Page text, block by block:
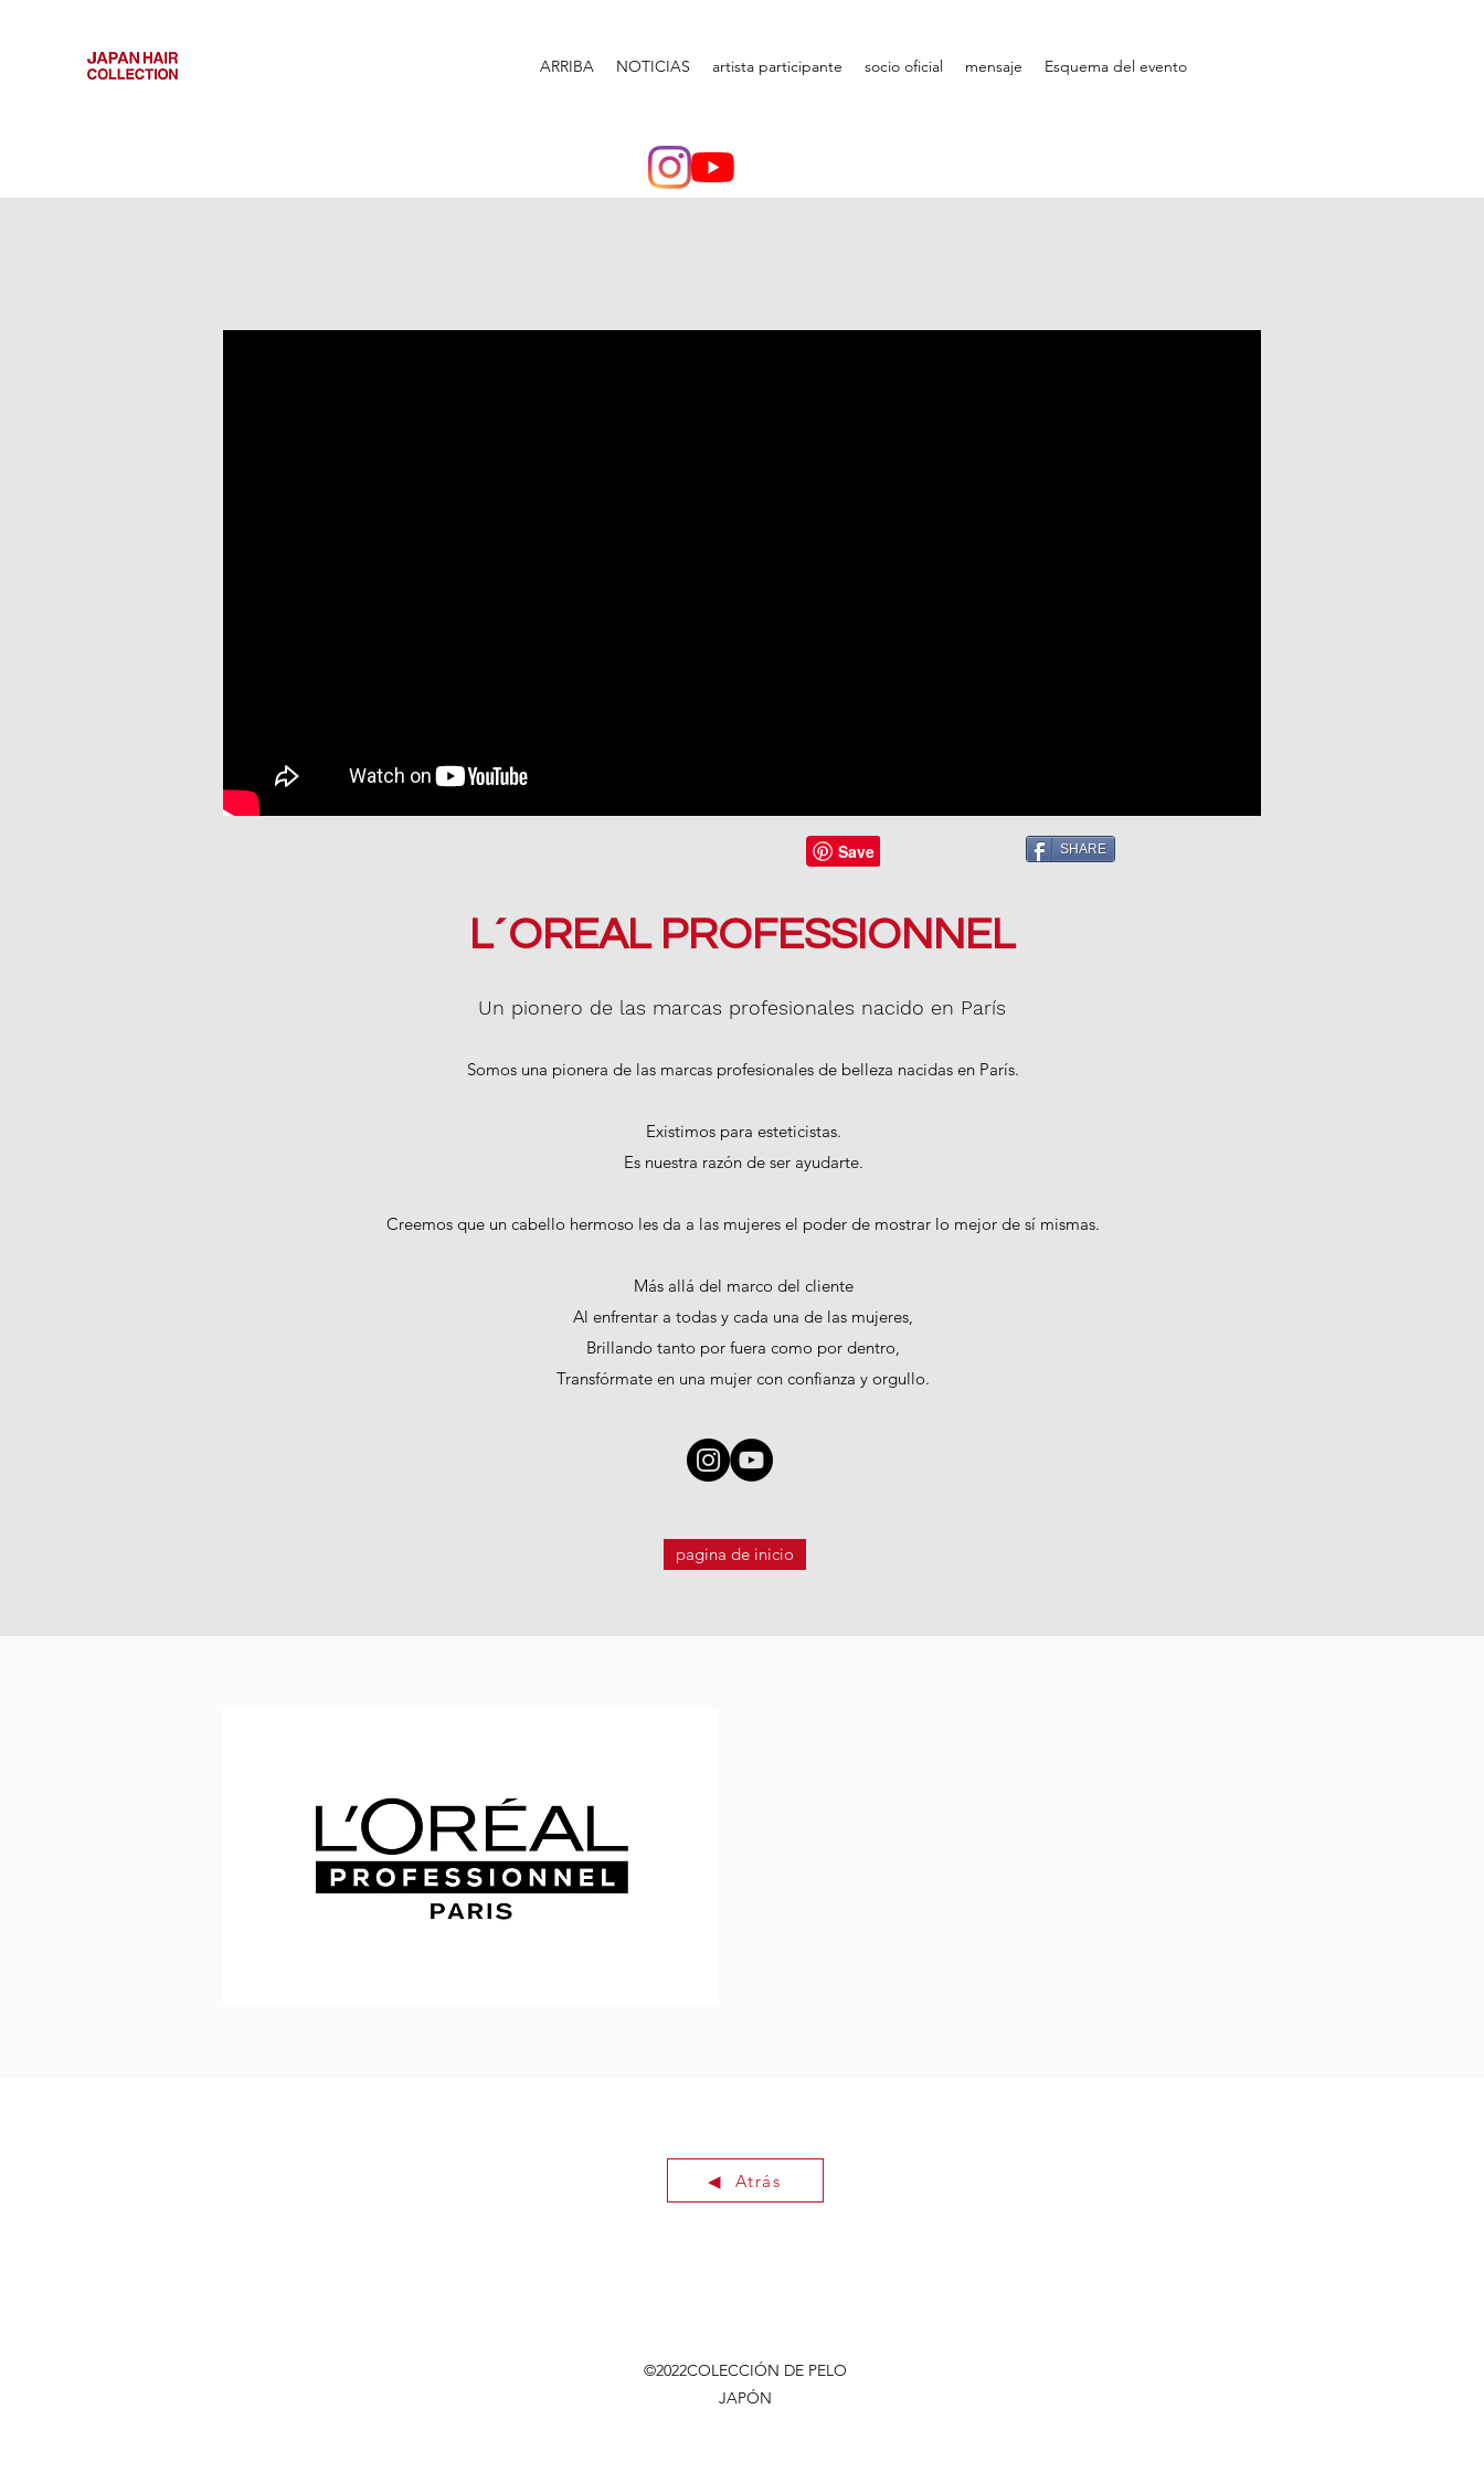
ARRIBA NOTICIAS artista participante socio oficial mensaje Esquema del evento
SHARE
L´OREAL PROFESSIONNEL
Un pionero de las marcas profesionales nacido en París
Somos una pionera de las marcas profesionales de belleza nacidas en París.
Existimos para esteticistas.
Es nuestra razón de ser ayudarte.
Creemos que un cabello hermoso les da a las mujeres el poder de mostrar lo mejor de sí mismas.
Más allá del marco del cliente
Al enfrentar a todas y cada una de las mujeres,
Brillando tanto por fuera como por dentro,
Transfórmate en una mujer con confianza y orgullo.
pagina de inicio
◀ ︎ Atrás
©2022COLECCIÓN DE PELO
JAPÓN